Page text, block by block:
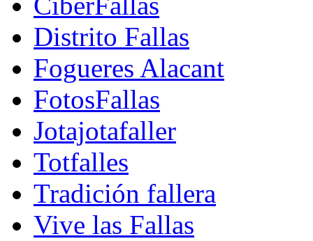
Distrito Fallas
Fogueres Alacant
FotosFallas
Jotajotafaller
Totfalles
Tradición fallera
Vive las Fallas